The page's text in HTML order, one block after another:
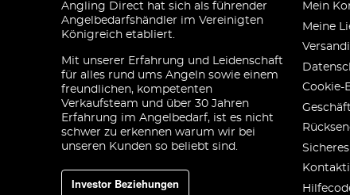
Angling Direct hat sich als führender
Angelbedarfshändler im Vereinigten
Königreich etabliert.
Mit unserer Erfahrung und Leidenschaft
für alles rund ums Angeln sowie einem
freundlichen, kompetenten
Verkaufsteam und über 30 Jahren
Erfahrung im Angelbedarf, ist es nicht
schwer zu erkennen warum wir bei
unseren Kunden so beliebt sind.
Investor Beziehungen
Mein
Meine
Cookie-